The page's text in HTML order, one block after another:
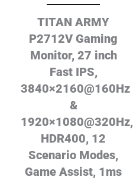
TITAN ARMY
P2712V Gaming
Monitor, 27 inch
Fast IPS,
3840×2160@160Hz
&
1920×1080@320Hz,
HDR400, 12
Scenario Modes,
Game Assist, 1ms